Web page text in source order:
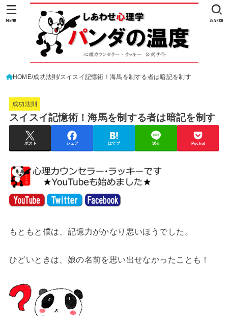
SEARCH
MENU
HOME 成功法則 スイスイ記憶術！海馬を制する者は暗記を制す
成功法則
スイスイ記憶術！海馬を制する者は暗記を制す
ポスト シェア はてブ 送る Pocket
もともと僕は、記憶力がかなり悪いほうでした。
ひどいときは、娘の名前を思い出せなかったことも！